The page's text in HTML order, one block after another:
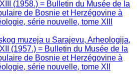
(1958.) = Bulletin du Musée de la
de Bosnie et Herzégovine à
série nouvelle, tome XIII
muzeja u Sarajevu, Arheologija,
(1957.) = Bulletin du Musée de la
de Bosnie et Herzégovine à
série nouvelle, tome XII